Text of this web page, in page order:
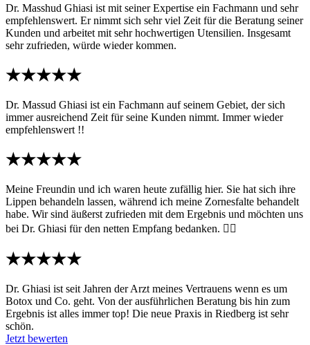
Dr. Masshud Ghiasi ist mit seiner Expertise ein Fachmann und sehr
empfehlenswert. Er nimmt sich sehr viel Zeit für die Beratung seiner
Kunden und arbeitet mit sehr hochwertigen Utensilien. Insgesamt
sehr zufrieden, würde wieder kommen.
★★★★★
Dr. Massud Ghiasi ist ein Fachmann auf seinem Gebiet, der sich
immer ausreichend Zeit für seine Kunden nimmt. Immer wieder
empfehlenswert !!
★★★★★
Meine Freundin und ich waren heute zufällig hier. Sie hat sich ihre
Lippen behandeln lassen, während ich meine Zornesfalte behandelt
habe. Wir sind äußerst zufrieden mit dem Ergebnis und möchten uns
bei Dr. Ghiasi für den netten Empfang bedanken. 👍🏽
★★★★★
Dr. Ghiasi ist seit Jahren der Arzt meines Vertrauens wenn es um
Botox und Co. geht. Von der ausführlichen Beratung bis hin zum
Ergebnis ist alles immer top! Die neue Praxis in Riedberg ist sehr
schön.
Jetzt bewerten